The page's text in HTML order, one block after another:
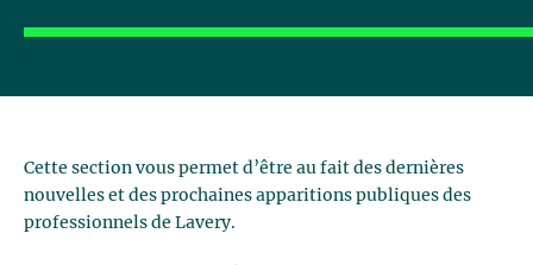
Cette section vous permet d’être au fait des dernières
nouvelles et des prochaines apparitions publiques des
professionnels de Lavery.